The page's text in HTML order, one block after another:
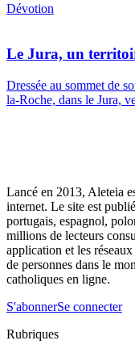
Dévotion
Le Jura, un
Dressée au sommet de
la-Roche, dans le Jura,
Lancé en 2013, Aleteia
internet. Le site est
portugais, espagnol,
millions de lecteurs
application et les
de personnes dans le
catholiques en ligne.
S'abonnerSe connecter
Rubriques